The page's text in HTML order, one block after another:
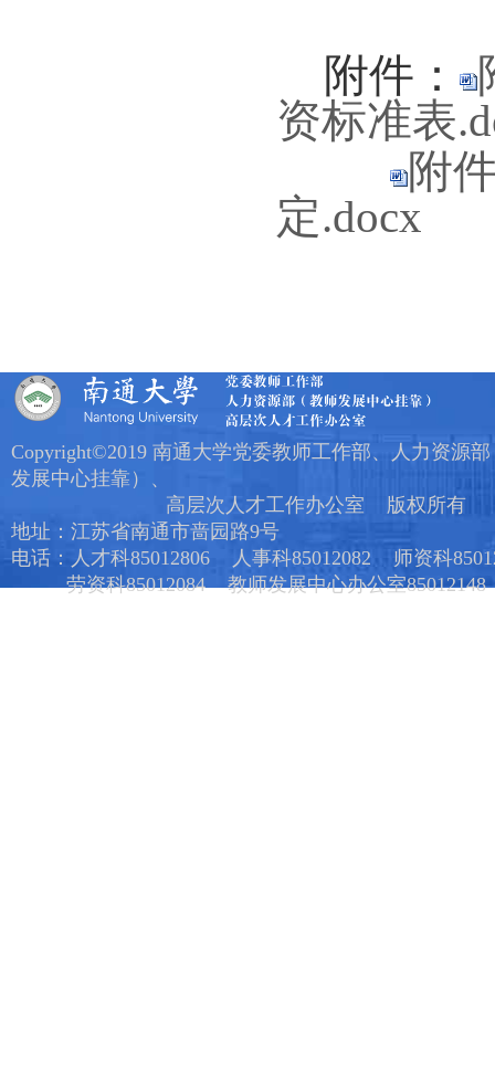
附件 ：
资标准表
附
定.docx
Copyright©2019 南通大学党委教师工作部、人力资源
发展中心挂靠）、
高层次人才工作办公室 版权所有
地址：江苏省南通市啬园路9号
电话：人才科85012806 人事科85012082 师资科
劳资科85012084 教师发展中心办公室85012148